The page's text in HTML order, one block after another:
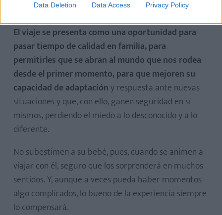
Data Deletion Data Access Privacy Policy
cosa que fomentarlo.
El viaje se presenta como una oportunidad para
pasar tiempo de calidad en familia, para
permitirles que se abran al mundo que nos rodea
desde el primer momento, para que mejoren su
capacidad de adaptacióny respuesta ante nuevas
situaciones y que, con ello, ganen seguridad en sí
mismos, perdiendo el miedo a lo desconocido y a lo
diferente.
No subestimen a su bebé, pues, cuando se animen a
viajar con él, seguro que los sorprenderá en muchos
sentidos. Y, aunque a veces pueda haber momentos
algo complicados, lo bueno de la experiencia siempre
lo compensará.